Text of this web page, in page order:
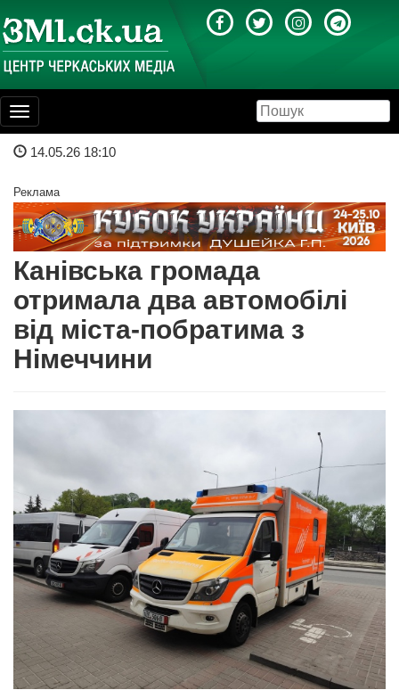
Toggle
navigation
14.05.26 18:10
Реклама
Канівська громада
отримала два автомобілі
від міста-побратима з
Німеччини